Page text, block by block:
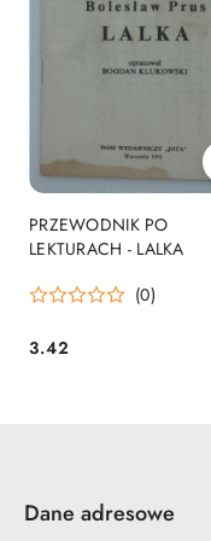
PRZEWODNIK PO
LEKTURACH - LALKA
(0)
Cena:
3.42
Dane adresowe